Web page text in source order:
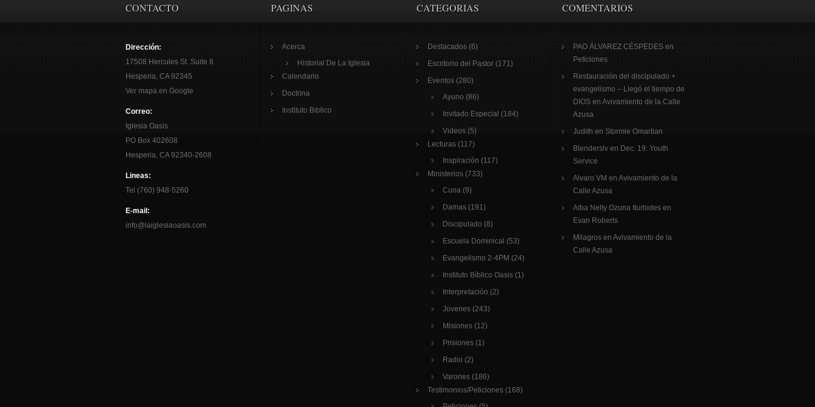
CONTACTO
Dirección:
17508 Hercules St. Suite 8
Hesperia, CA 92345
Ver mapa en Google
Correo:
Iglesia Oasis
PO Box 402608
Hesperia, CA 92340-2608
Lineas:
Tel (760) 948-5260
E-mail:
info@laiglesiaoasis.com
PAGINAS
Acerca
Historial De La Iglesia
Calendario
Doctrina
Instituto Biblico
CATEGORIAS
Destacados (6)
Escritorio del Pastor (171)
Eventos (280)
Ayuno (86)
Invitado Especial (184)
Videos (5)
Lecturas (117)
Inspiración (117)
Ministerios (733)
Cuna (9)
Damas (191)
Discipulado (8)
Escuela Dominical (53)
Evangelismo 2-4PM (24)
Instituto Bíblico Oasis (1)
Interpretación (2)
Jovenes (243)
Misiones (12)
Prisiones (1)
Radio (2)
Varones (186)
Testimonios/Peticiones (168)
COMENTARIOS
PAO ÁLVAREZ CÉSPEDES en
Peticiones
Restauración del discipulado +
evangelismo – Llegó el tiempo de
DIOS en Avivamiento de la Calle
Azusa
Judith en Stormie Omartian
Blenderslv en Dec. 19: Youth
Service
Alvaro VM en Avivamiento de la
Calle Azusa
Alba Nelly Ozuna Iturbides en
Evan Roberts
Milagros en Avivamiento de la
Calle Azusa